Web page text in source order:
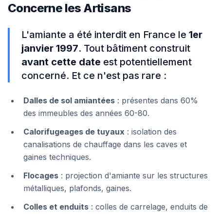
Concerne les Artisans
L'amiante a été interdit en France le 1er
janvier 1997. Tout bâtiment construit
avant cette date est potentiellement
concerné. Et ce n'est pas rare :
Dalles de sol amiantées : présentes dans 60%
des immeubles des années 60-80.
Calorifugeages de tuyaux : isolation des
canalisations de chauffage dans les caves et
gaines techniques.
Flocages : projection d'amiante sur les structures
métalliques, plafonds, gaines.
Colles et enduits : colles de carrelage, enduits de